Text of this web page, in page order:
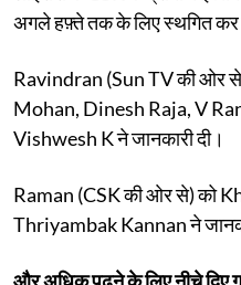
अगले हफ़्ते तक के लिए स्थगित कर
Ravindran (Sun TV की ओर
Mohan, Dinesh Raja, V
Vishwesh K ने जानकारी दी।
Raman (CSK की ओर से) को
Thriyambak Kannan ने